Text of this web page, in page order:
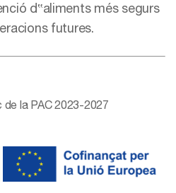
d‟aliments més segurs
futures.
la PAC 2023-2027